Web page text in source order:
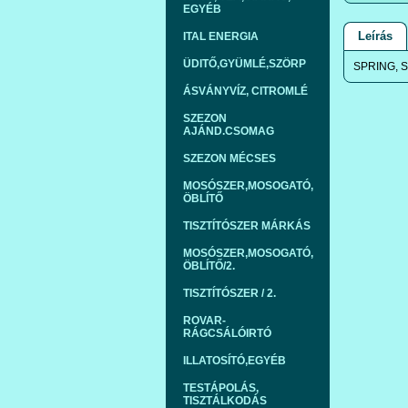
EGYÉB
ITAL ENERGIA
ÜDITŐ,GYÜMLÉ,SZÖRP
ÁSVÁNYVÍZ, CITROMLÉ
SZEZON
AJÁND.CSOMAG
SZEZON MÉCSES
MOSÓSZER,MOSOGATÓ,
ÖBLÍTŐ
TISZTÍTÓSZER MÁRKÁS
MOSÓSZER,MOSOGATÓ,
ÖBLÍTŐ/2.
TISZTÍTÓSZER / 2.
ROVAR-
RÁGCSÁLÓIRTÓ
ILLATOSÍTÓ,EGYÉB
TESTÁPOLÁS,
TISZTÁLKODÁS
Leírás
SPRING,